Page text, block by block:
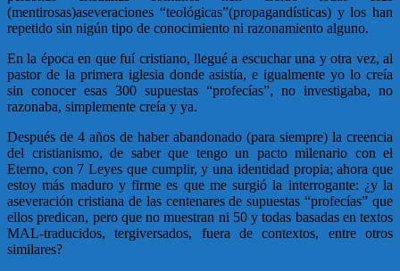
(mentirosas)aseveraciones “teológicas”(propagandísticas) y los han
repetido sin nigún tipo de conocimiento ni razonamiento alguno.
En la época en que fuí cristiano, llegué a escuchar una y otra vez, al
pastor de la primera iglesia donde asistía, e igualmente yo lo creía
sin conocer esas 300 supuestas “profecías”, no investigaba, no
razonaba, simplemente creía y ya.
Después de 4 años de haber abandonado (para siempre) la creencia
del cristianismo, de saber que tengo un pacto milenario con el
Eterno, con 7 Leyes que cumplir, y una identidad propia; ahora que
estoy más maduro y firme es que me surgió la interrogante: ¿y la
aseveración cristiana de las centenares de supuestas “profecías” que
ellos predican, pero que no muestran ni 50 y todas basadas en textos
MAL-traducidos, tergiversados, fuera de contextos, entre otros
similares?